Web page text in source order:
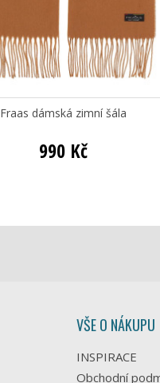
Fraas dámská zimní šála
990 Kč
VŠE O NÁKUPU
INSPIRACE
Obchodní